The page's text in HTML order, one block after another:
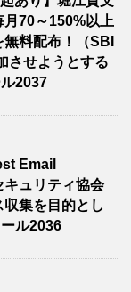
70～150%以上
料配布！（SBI
させようとする
2037
Email
ュリティ協会
集を目的とし
ル2036